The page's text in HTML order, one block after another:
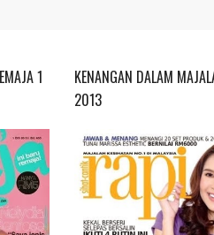
1
KENANGAN DALAM
2013